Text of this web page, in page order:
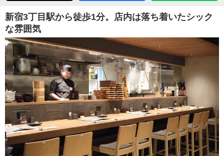
新宿3丁目駅から徒歩1分。店内は落ち着いたシック
な雰囲気